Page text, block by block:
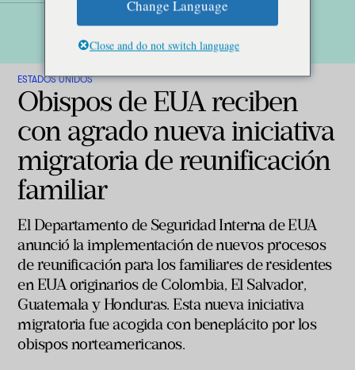
ESTADOS UNIDOS
Obispos de EUA reciben
con agrado nueva iniciativa
migratoria de reunificación
familiar
El Departamento de Seguridad Interna de EUA
anunció la implementación de nuevos procesos
de reunificación para los familiares de residentes
en EUA originarios de Colombia, El Salvador,
Guatemala y Honduras. Esta nueva iniciativa
migratoria fue acogida con beneplácito por los
obispos norteamericanos.
Change Language
Close and do not switch language